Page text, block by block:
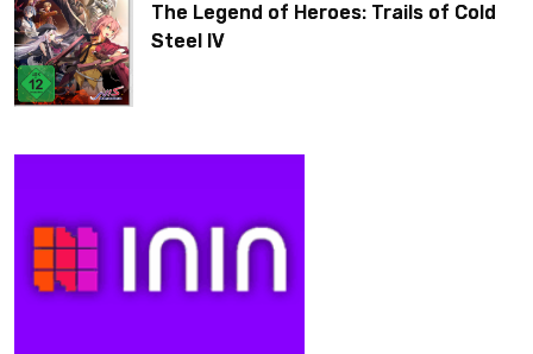
The Legend of Heroes: Trails of Cold
Steel IV